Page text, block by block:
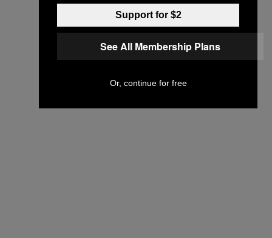
Support for $2
See All Membership Plans
Or, continue for free